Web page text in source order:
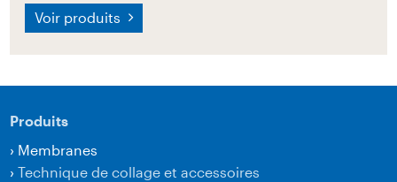
Voir produits
Produits
› Membranes
›Technique de collage et accessoires